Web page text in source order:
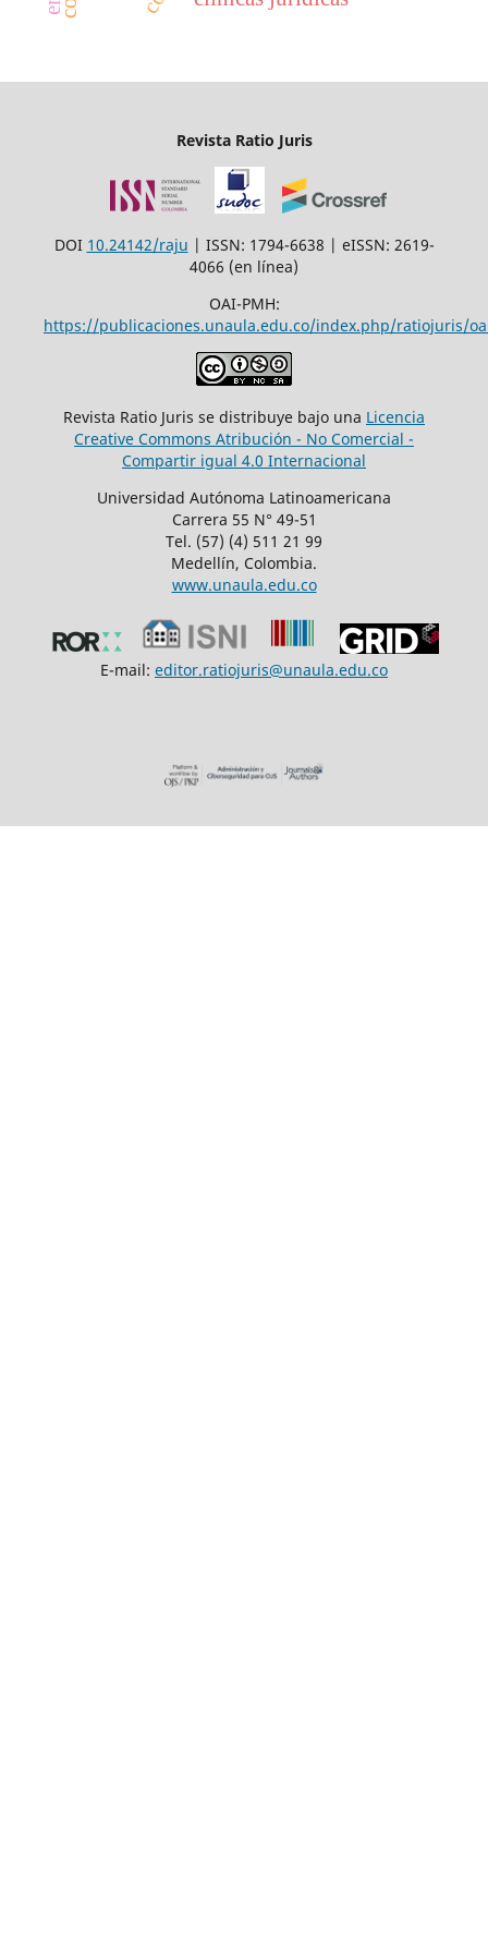
Revista Ratio Juris
DOI 10.24142/raju | ISSN: 1794-6638 | eISSN: 2619-
4066 (en línea)
OAI-PMH:
https://publicaciones.unaula.edu.co/index.php/ratiojuris/
Revista Ratio Juris se distribuye bajo una Licencia
Creative Commons Atribución - No Comercial -
Compartir igual 4.0 Internacional
Universidad Autónoma Latinoamericana
Carrera 55 N° 49-51
Tel. (57) (4) 511 21 99
Medellín, Colombia.
www.unaula.edu.co
E-mail: editor.ratiojuris@unaula.edu.co